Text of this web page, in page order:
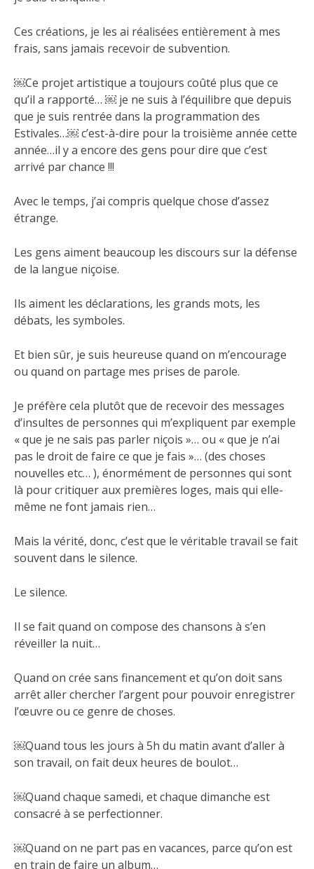
Ces créations, je les ai réalisées entièrement à mes
frais, sans jamais recevoir de subvention.
￼Ce projet artistique a toujours coûté plus que ce
qu’il a rapporté… ￼ je ne suis à l’équilibre que depuis
que je suis rentrée dans la programmation des
Estivales…￼ c’est-à-dire pour la troisième année cette
année…il y a encore des gens pour dire que c’est
arrivé par chance !!!
Avec le temps, j’ai compris quelque chose d’assez
étrange.
Les gens aiment beaucoup les discours sur la défense
de la langue niçoise.
Ils aiment les déclarations, les grands mots, les
débats, les symboles.
Et bien sûr, je suis heureuse quand on m’encourage
ou quand on partage mes prises de parole.
Je préfère cela plutôt que de recevoir des messages
d’insultes de personnes qui m’expliquent par exemple
« que je ne sais pas parler niçois »… ou « que je n’ai
pas le droit de faire ce que je fais »… (des choses
nouvelles etc… ), énormément de personnes qui sont
là pour critiquer aux premières loges, mais qui elle-
même ne font jamais rien…
Mais la vérité, donc, c’est que le véritable travail se fait
souvent dans le silence.
Le silence.
Il se fait quand on compose des chansons à s’en
réveiller la nuit…
Quand on crée sans financement et qu’on doit sans
arrêt aller chercher l’argent pour pouvoir enregistrer
l’œuvre ou ce genre de choses.
￼Quand tous les jours à 5h du matin avant d’aller à
son travail, on fait deux heures de boulot…
￼Quand chaque samedi, et chaque dimanche est
consacré à se perfectionner.
￼Quand on ne part pas en vacances, parce qu’on est
en train de faire un album…